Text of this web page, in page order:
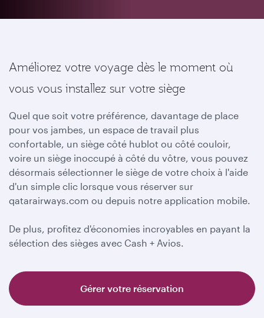
Améliorez votre voyage dès le moment où
vous vous installez sur votre siège
Quel que soit votre préférence, davantage de place
pour vos jambes, un espace de travail plus
confortable, un siège côté hublot ou côté couloir,
voire un siège inoccupé à côté du vôtre, vous pouvez
désormais sélectionner le siège de votre choix à l'aide
d'un simple clic lorsque vous réserver sur
qatarairways.com ou depuis notre application mobile.
De plus, profitez d'économies incroyables en payant la
sélection des sièges avec Cash + Avios.
Gérer votre réservation